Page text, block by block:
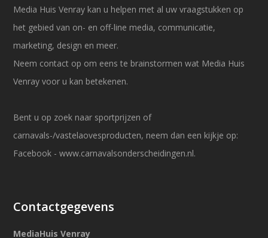
Media Huis Venray kan u helpen met al uw vraagstukken op
het gebied van on- en off-line media, communicatie,
marketing, design en meer.
Neem contact op om eens te brainstormen wat Media Huis
Venray voor u kan betekenen.
Bent u op zoek naar sportprijzen of
carnavals-/vastelaovesproducten, neem dan een kijkje op:
Facebook -www.carnavalsonderscheidingen.nl.
Contactgegevens
MediaHuis Venray